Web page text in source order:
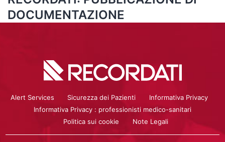
DOCUMENTAZIONE
Alert Services Sicurezza dei Pazienti
Informativa Privacy
Informativa Privacy : professionisti medico-sanitari
Politica sui cookie
Note Legali